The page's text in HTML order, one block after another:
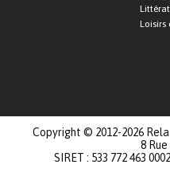
Loisirs
Copyright © 2012-2026
8
SIRET : 533 772 463